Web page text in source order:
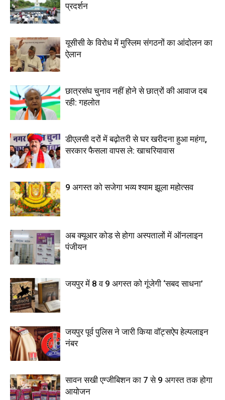
प्रदर्शन
यूसीसी के विरोध में मुस्लिम संगठनों का आंदोलन का
ऐलान
छात्रसंघ चुनाव नहीं होने से छात्रों की आवाज दब
रही: गहलोत
डीएलसी दरों में बढ़ोतरी से घर खरीदना हुआ महंगा,
सरकार फैसला वापस ले: खाचरियावास
9 अगस्त को सजेगा भव्य श्याम झूला महोत्सव
अब क्यूआर कोड से होगा अस्पतालों में ऑनलाइन
पंजीयन
जयपुर में 8 व 9 अगस्त को गूंजेगी ‘सबद साधना’
जयपुर पूर्व पुलिस ने जारी किया वॉट्सऐप हेल्पलाइन
नंबर
सावन सखी एग्जीबिशन का 7 से 9 अगस्त तक होगा
आयोजन